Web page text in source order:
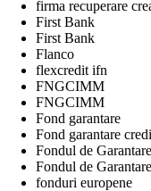
firma recuperare
First Bank
First Bank
Flanco
flexcredit ifn
FNGCIMM
FNGCIMM
Fond garantare
Fond garantare
Fondul de
Fondul de
fonduri europene